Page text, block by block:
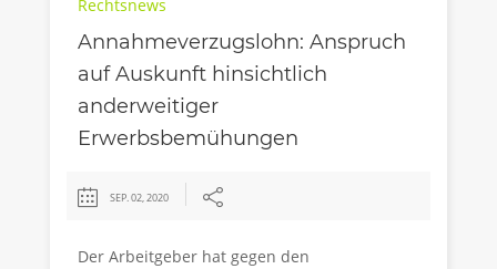
Rechtsnews
Annahmeverzugslohn: Anspruch
auf Auskunft hinsichtlich
anderweitiger
Erwerbsbemühungen
SEP. 02, 2020
Der Arbeitgeber hat gegen den